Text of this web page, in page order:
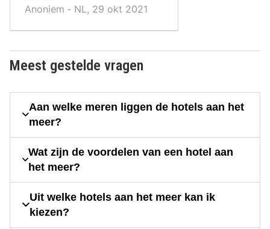
Anoniem ‐ NL, 29 okt 2021
Meest gestelde vragen
Aan welke meren liggen de hotels aan het
meer?
Wat zijn de voordelen van een hotel aan
het meer?
Uit welke hotels aan het meer kan ik
kiezen?